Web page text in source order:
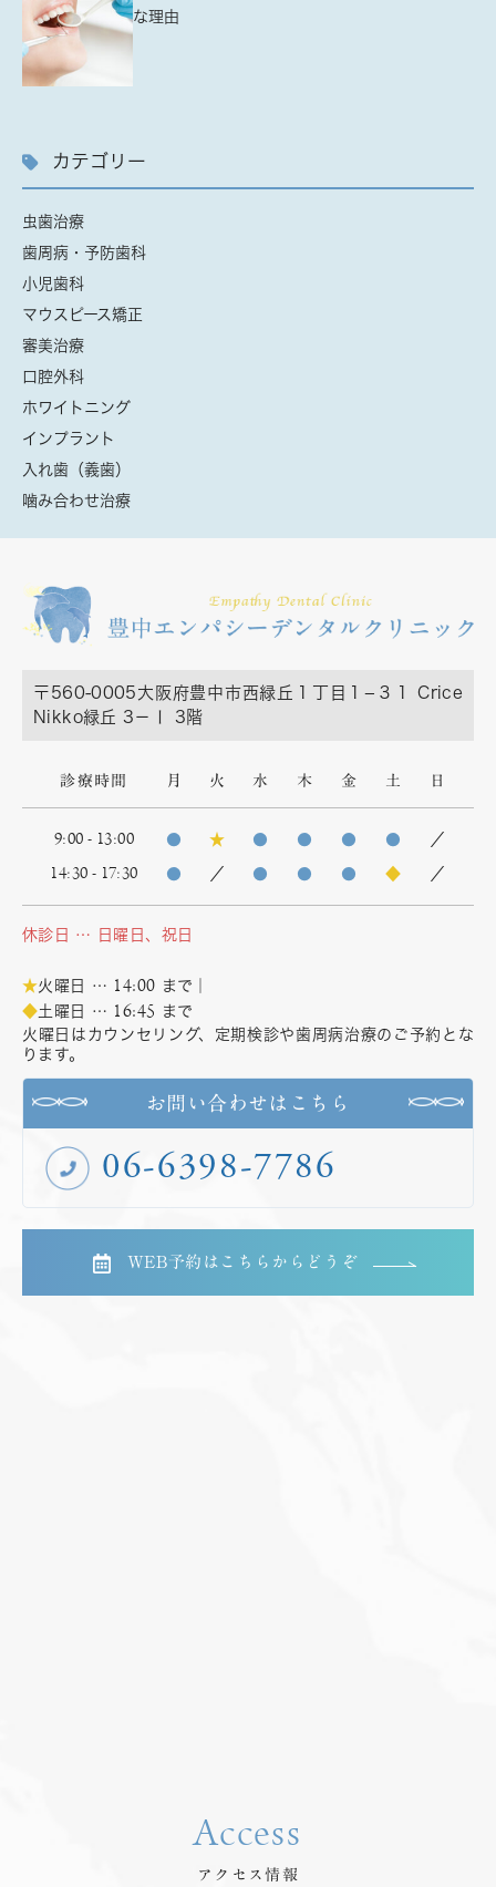
な理由
カテゴリー
虫歯治療
歯周病・予防歯科
小児歯科
マウスピース矯正
審美治療
口腔外科
ホワイトニング
インプラント
入れ歯（義歯）
噛み合わせ治療
〒560-0005 大阪府豊中市西緑丘１丁目１−３１ Crice
Nikko緑丘 3－Ⅰ 3階
診療時間 月 火 水 木 金 土 日
9:00 - 13:00 ● ★ ● ● ● ● ／
14:30 - 17:30 ● ／ ● ● ● ◆ ／
休診日 … 日曜日、祝日
★火曜日 … 14:00 まで｜
◆土曜日 … 16:45 まで
火曜日はカウンセリング、定期検診や歯周病治療のご予約とな
ります。
お問い合わせはこちら
06-6398-7786
WEB予約はこちらからどうぞ
Access
アクセス情報